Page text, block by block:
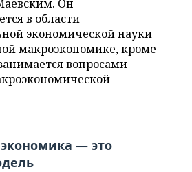
Он
в области
экономической науки
макроэкономике, кроме
вопросами
— это